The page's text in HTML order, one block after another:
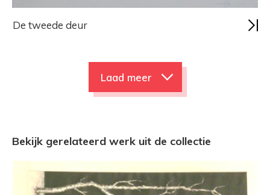
De tweede deur
Laad meer
Bekijk gerelateerd werk uit de collectie